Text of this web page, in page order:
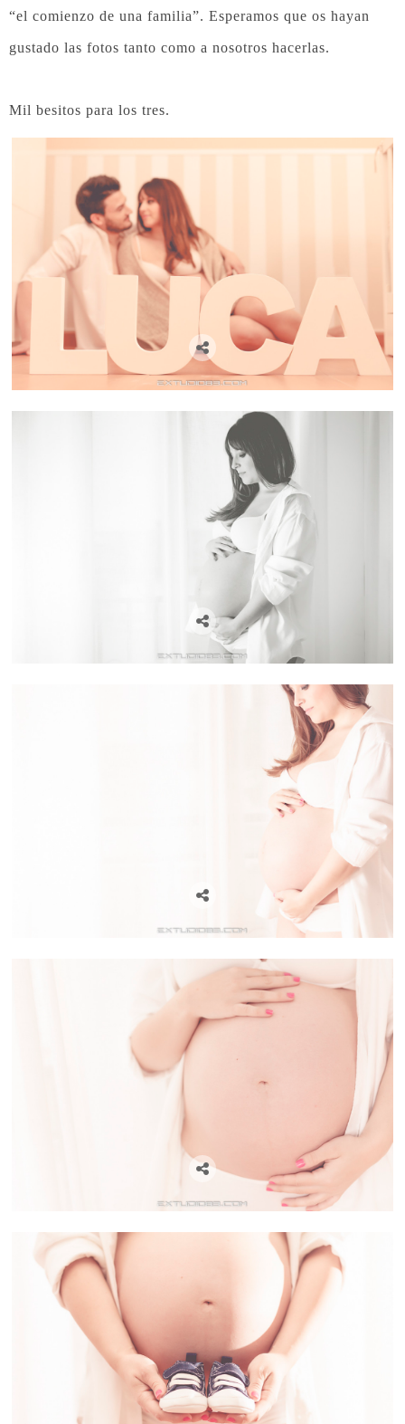
“el comienzo de una familia”. Esperamos que os hayan
gustado las fotos tanto como a nosotros hacerlas.
Mil besitos para los tres.